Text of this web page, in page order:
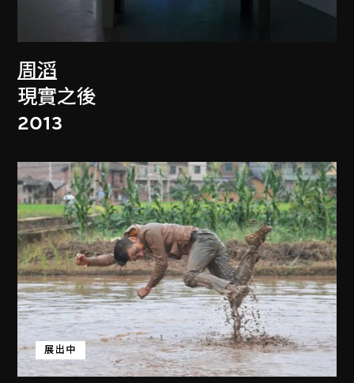
周滔
現實之後
2013
展出中